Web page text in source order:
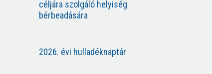
céljára szolgáló helyiség
bérbeadására
2026. évi hulladéknaptár